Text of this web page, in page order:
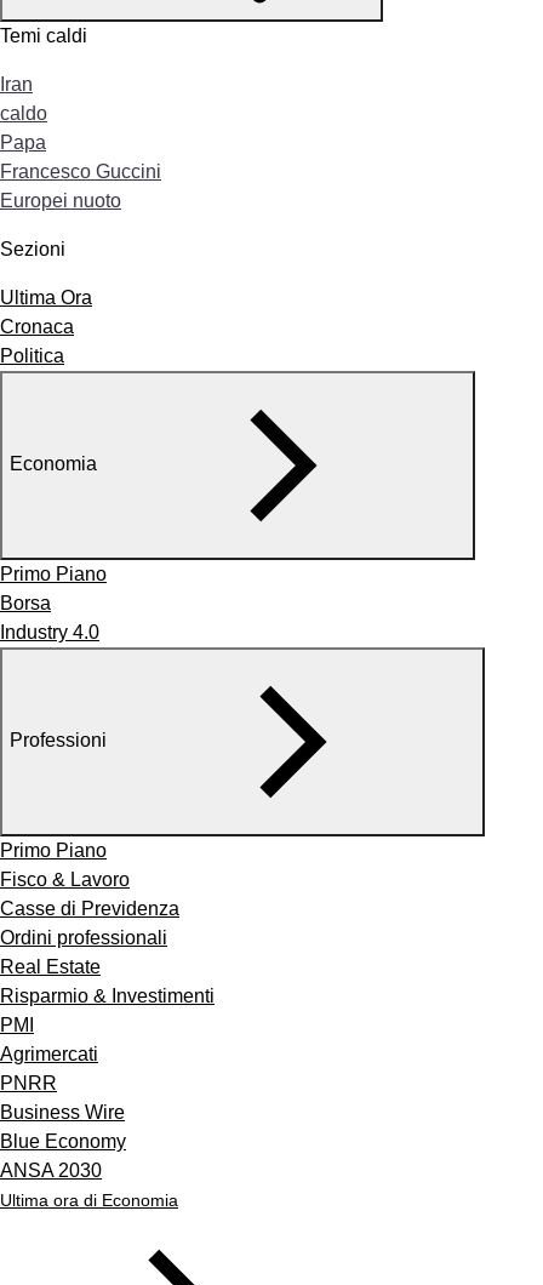
Temi caldi
Iran
caldo
Papa
Francesco Guccini
Europei nuoto
Sezioni
Ultima Ora
Cronaca
Politica
Economia
Primo Piano
Borsa
Industry 4.0
Professioni
Primo Piano
Fisco & Lavoro
Casse di Previdenza
Ordini professionali
Real Estate
Risparmio & Investimenti
PMI
Agrimercati
PNRR
Business Wire
Blue Economy
ANSA 2030
Ultima ora di Economia